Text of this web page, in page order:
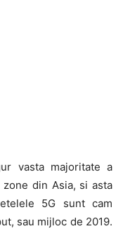
vasta majoritate a
din Asia, si asta
5G sunt cam
sau mijloc de 2019.